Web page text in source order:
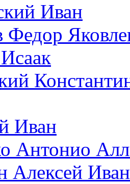
Иван
Федор
Иван
Антонио
Алексей